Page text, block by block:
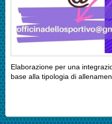
Elaborazione per una
base alla tipologia di